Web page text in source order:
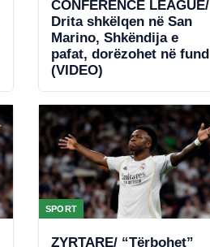
CONFERENCE LEAGUE/
Drita shkëlqen në San
Marino, Shkëndija e
pafat, dorëzohet në fund
(VIDEO)
SPORT
ZYRTARE/ “Tërbohet”